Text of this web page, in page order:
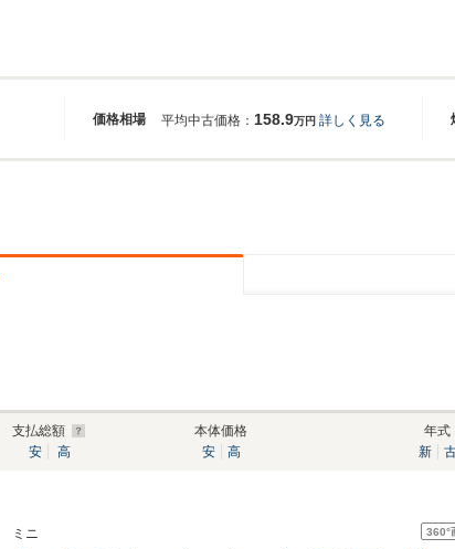
価格相場 平均中古価格： 158.9万円 詳しく見る
支払総額
安
高
本体価格
安
高
年式
新
360°
ミニ